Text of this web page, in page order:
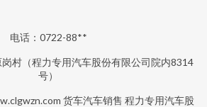
电话：0722-88**
村（程力专用汽车股份有限公司院内8314
号）
货车汽车销售 程力专用汽车股